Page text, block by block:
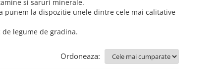
si saruri minerale.
punem la dispozitie unele dintre cele mai calitative
legume de gradina.
Ordoneaza: